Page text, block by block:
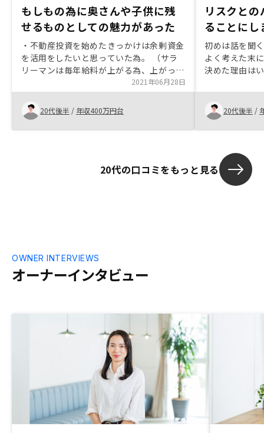
もしもの為に奥さんや子供に残
せるものとしての魅力があった
・不動産投資を始めたきっかけは余剰資金
を活用をしたいと思っていた為。 （サラ
リーマンは毎年給料が上がる為、上がった
分何か運用関係に費やしたかった。1年目
は保険と確定拠出年金。2年目は持株会社
と投資信託。3年目で不動産投資と考えて
動いていた。金銭感覚崩壊してしまうのも
避けたかった。） ・「投資」と言う観点
ての側面があることも商品性の魅力だと感
2021年06月28日
20代後半 / 年収400万円台
リスクと
ることにし
初めは話を聞
よく考えた末
決めた理由は
す。不動産の
関の与信を通
ものであるた
した。また、
きっかけとな
え、相対的に
断し、勉強の
20代後半 /
20代の口コミをもっと見る
オーナーインタビュー
OWNER INTERVIEWS